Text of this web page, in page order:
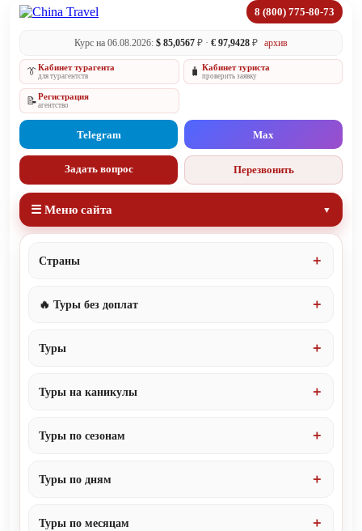
8 (800) 775-80-73
Курс на 06.08.2026: $ 85,0567 ₽ · € 97,9428 ₽ архив
👔Кабинет турагента
для турагентств 🧳 Кабинет туриста
проверить заявку
📝Регистрация
агентство
Telegram Max
Задать вопрос Перезвонить
☰ Меню сайта
Страны
🔥 Туры без доплат
Туры
Туры на каникулы
Туры по сезонам
Туры по дням
Туры по месяцам